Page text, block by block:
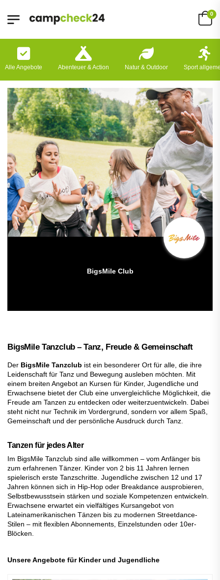
0
Alle Angebote Abenteuer & Action Natur & Outdoor Sport
BigsMile Club
BigsMile Tanzclub – Tanz, Freude & Gemeinschaft
Der BigsMile Tanzclub ist ein besonderer Ort für alle, die ihre
Leidenschaft für Tanz und Bewegung ausleben möchten. Mit
einem breiten Angebot an Kursen für Kinder, Jugendliche und
Erwachsene bietet der Club eine unvergleichliche Möglichkeit, die
Freude am Tanzen zu entdecken oder weiterzuentwickeln. Dabei
steht nicht nur Technik im Vordergrund, sondern vor allem Spaß,
Gemeinschaft und der persönliche Ausdruck durch Tanz.
Tanzen für jedes Alter
Im BigsMile Tanzclub sind alle willkommen – vom Anfänger bis
zum erfahrenen Tänzer. Kinder von 2 bis 11 Jahren lernen
spielerisch erste Tanzschritte. Jugendliche zwischen 12 und 17
Jahren können sich in Hip-Hop oder Breakdance ausprobieren,
Selbstbewusstsein stärken und soziale Kompetenzen entwickeln.
Erwachsene erwartet ein vielfältiges Kursangebot von
Lateinamerikanischen Tänzen bis zu modernen Streetdance-
Stilen – mit flexiblen Abonnements, Einzelstunden oder 10er-
Blöcken.
Unsere Angebote für Kinder und Jugendliche